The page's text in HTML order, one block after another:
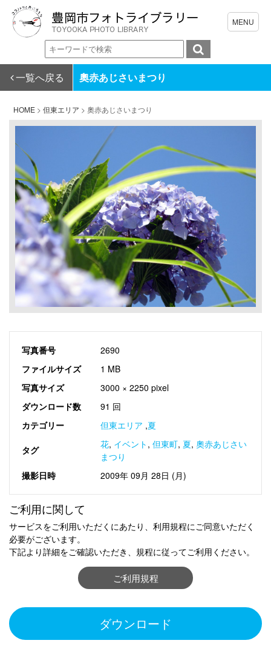
一覧へ戻る 奧赤あじさいまつり
HOME > 但東エリア > 奧赤あじさいまつり
写真番号
2690
ファイルサイズ
1 MB
写真サイズ
3000 × 2250 pixel
ダウンロード数
91 回
カテゴリー
但東エリア ,夏
タグ 花, イベント , 但東町, 夏, 奧赤あじさい
まつり
撮影日時
2009年 09月 28日 (月)
ご利用に関して
サービスをご利用いただくにあたり、利用規程にご同意いただく
必要がございます。
下記より詳細をご確認いただき、規程に従ってご利用ください。
ご利用規程
ダウンロード